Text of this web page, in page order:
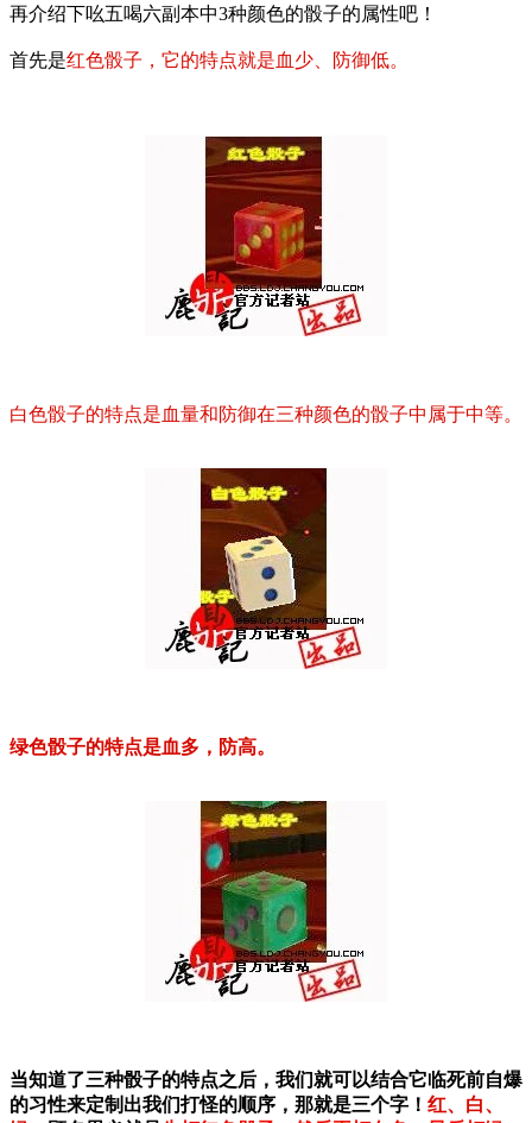
再介绍下吆五喝六副本中3种颜色的骰子的属性吧！
首先是红色骰子，它的特点就是血少、防御低。
白色骰子的特点是血量和防御在三种颜色的骰子中属于中等。
绿色骰子的特点是血多，防高。
当知道了三种骰子的特点之后，我们就可以结合它临死前自爆
的习性来定制出我们打怪的顺序，那就是三个字！ 红、白、